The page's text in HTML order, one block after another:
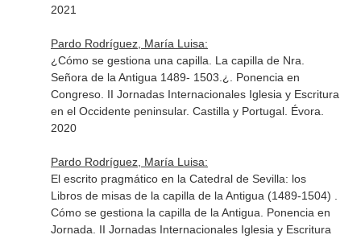
2021
Pardo Rodríguez, María Luisa:
¿Cómo se gestiona una capilla. La capilla de Nra.
Señora de la Antigua 1489- 1503.¿. Ponencia en
Congreso. II Jornadas Internacionales Iglesia y Escritura
en el Occidente peninsular. Castilla y Portugal. Évora.
2020
Pardo Rodríguez, María Luisa:
El escrito pragmático en la Catedral de Sevilla: los
Libros de misas de la capilla de la Antigua (1489-1504) .
Cómo se gestiona la capilla de la Antigua. Ponencia en
Jornada. II Jornadas Internacionales Iglesia y Escritura